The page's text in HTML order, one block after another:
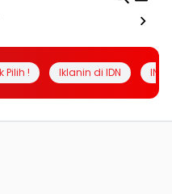
Pilih ! Iklanin di IDN